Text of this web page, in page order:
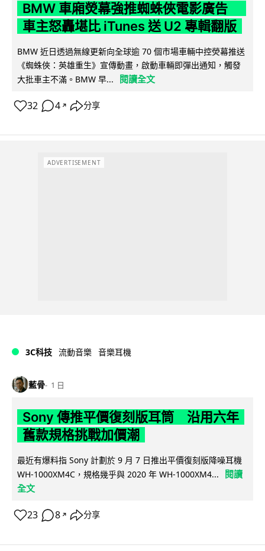
BMW 車廂熒幕強推蜘蛛俠電影廣告
車主怒轟堪比 iTunes 送 U2 專輯翻版
BMW 近日透過無線更新向全球逾 70 個市場車輛中控熒幕推送
《蜘蛛俠：英雄重生》宣傳動畫，啟動車輛即彈出通知，觸發
大批車主不滿。BMW 早...
閱讀全文
32 4 ↗ 分享
ADVERTISEMENT
3C科技 流動音樂 音樂耳機
藍骨 1 日
Sony 傳推平價復刻版耳筒 沿用六年
舊款規格挑戰加價潮
最近有爆料指 Sony 計劃於 9 月 7 日推出平價復刻版降噪耳機
WH-1000XM4C，規格幾乎與 2020 年 WH-1000XM4...
閱讀
全文
23 8 ↗ 分享